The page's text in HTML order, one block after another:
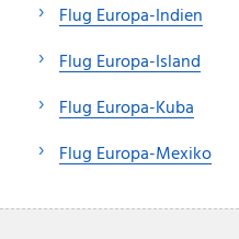
Flug Europa-Indien
Flug Europa-Island
Flug Europa-Kuba
Flug Europa-Mexiko